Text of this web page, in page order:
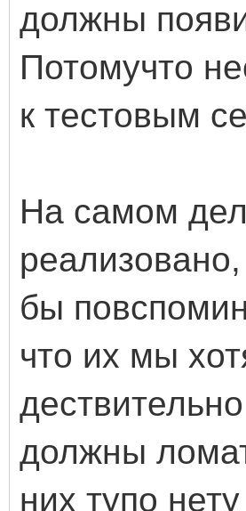
должны
Потомучто
к тестовым
На самом
бы
что их мы
должны
них тупо